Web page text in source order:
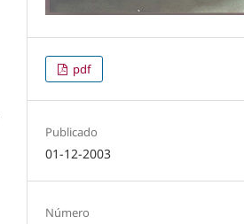
pdf
Publicado
01-12-2003
Número